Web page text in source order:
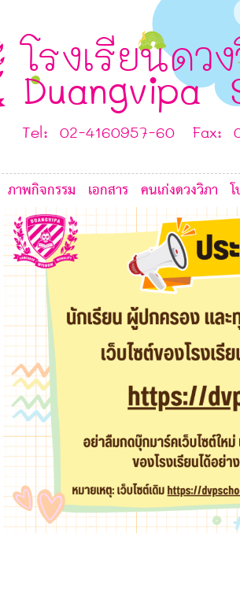
โรงเรียนดว
Duangvipa
Tel: 02-4160957-60 Fax:
ภาพกิจกรรม เอกสาร คนเก่งดวงวิภา
A
E
D